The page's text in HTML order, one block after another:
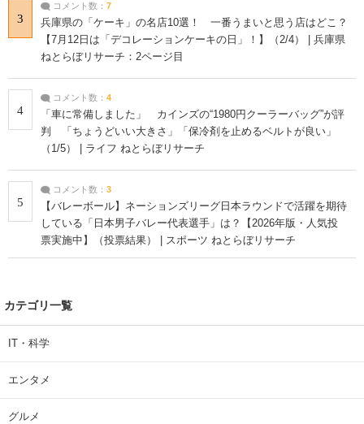
3
コメント数： 7
兵庫県の「ケーキ」の名店10選！ 一番うまいと思う店はどこ？
【7月12日は「デコレーションケーキの日」！】（2/4） | 兵庫県
ねとらぼリサーチ：2ページ目
4
コメント数： 4
「車に常備しました」 カインズの“1980円クーラーバッグ”が評
判 「ちょうどいい大きさ」「保冷剤を止めるベルトが良い」
（1/5） | ライフ ねとらぼリサーチ
5
コメント数： 3
【バレーボール】ネーションズリーグ日本ラウンドで活躍を期待
している「日本男子バレー代表選手」は？【2026年版・人気投
票実施中】（投票結果） | スポーツ ねとらぼリサーチ
カテゴリ一覧
IT・科学
エンタメ
グルメ